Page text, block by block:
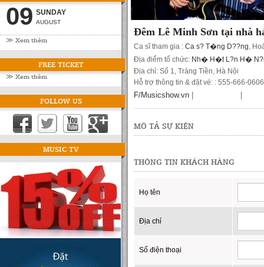
09 SUNDAY
AUGUST
≫ Xem thêm
FREE TICKET
≫ Xem thêm
FOLLOW US
MUSIC TV
Đêm Lê Minh Sơn tại nhà
Ca sĩ tham gia : Ca s? T�ng D??ng,
Địa điểm tổ chức: Nh� H�t L?n H�
Địa chỉ: Số 1, Tràng Tiền, Hà Nội
Hỗ trợ thông tin & đặt vé: : 555-666-0606
F/Musicshow.vn
MÔ TẢ SỰ KIỆN
THÔNG TIN KHÁCH HÀNG
Họ tên
Địa chỉ
Số điện thoại